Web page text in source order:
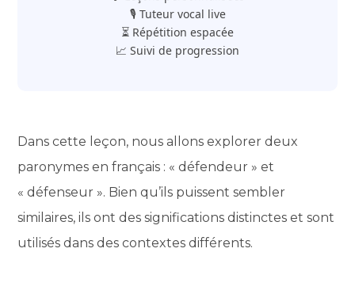
🎙️ Tuteur vocal live
⏳ Répétition espacée
📈 Suivi de progression
Dans cette leçon, nous allons explorer deux
paronymes en français : « défendeur » et
« défenseur ». Bien qu’ils puissent sembler
similaires, ils ont des significations distinctes et sont
utilisés dans des contextes différents.